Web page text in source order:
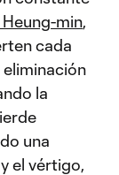
min,
cada
la
una
el vértigo,